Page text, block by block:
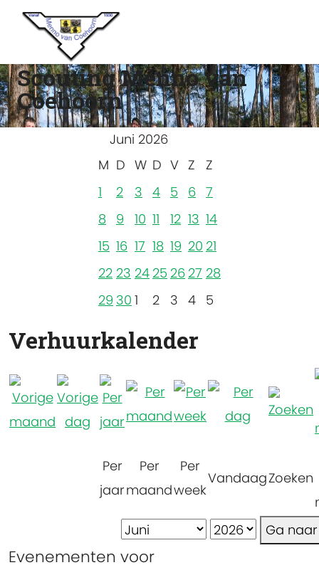
Scouting Menno van
Coehoorn
Juni 2026
M D W D V Z
Z
1
2 3 4 5 6 7
8 9 10 11 12 13 14
15 16 17 18 19 20 21
22 23 24 25 26 27 28
29 30 1 2 3 4 5
Verhuurkalender
Per
jaar
Per
maand
Per
week
VandaagZoeken
Ga
Evenementen voor